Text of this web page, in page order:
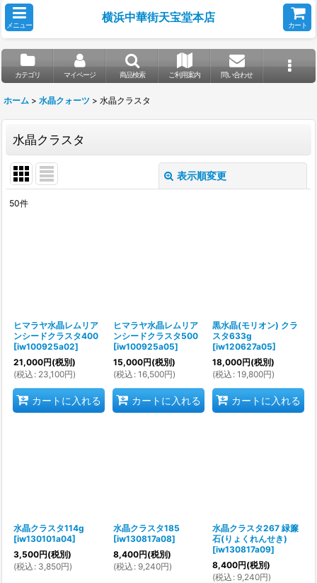
メニュー
横浜中華街天宝堂本店
カート
カテゴリ マイページ 商品検索 ご利用案内 問い合わせ
ホーム > 水晶クォーツ > 水晶クラスタ
水晶クラスタ
表示順変更
50件
ヒマラヤ水晶レムリア
ンシードクラスタ400
[iw100925a02]
21,000円(税別)
(税込 : 23,100円)
カートに入れる
ヒマラヤ水晶レムリア
ンシードクラスタ500
[iw100925a05]
15,000円(税別)
(税込 : 16,500円)
カートに入れる
黒水晶(モリオン) クラ
スタ633g
[iw120627a05]
18,000円(税別)
(税込 : 19,800円)
カートに入れる
水晶クラスタ114g
[iw130101a04]
3,500円(税別)
(税込 : 3,850円)
水晶クラスタ185
[iw130817a08]
8,400円(税別)
(税込 : 9,240円)
水晶クラスタ267 緑簾
石(りょくれんせき)
[iw130817a09]
8,400円(税別)
(税込 : 9,240円)